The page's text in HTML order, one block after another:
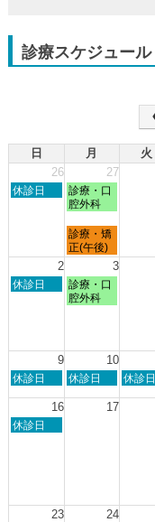
診療スケジュール
日 月 火
26
27
日
26th
休診日
月
曜
7
月
27th
診療・口
腔外科
月
曜
日,
月
27th
診療・矯
正(午後)
2 3
日
2nd
休診日
月
曜
3rd
診療・口
腔外科
9 10
日
8
月
休診日
月
休診日
火
休診日
16 17
日
2026
休診日
23 24